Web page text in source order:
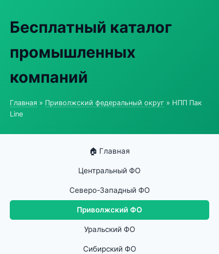
Бесплатный каталог
промышленных
компаний
Главная » Приволжский федеральный округ » НПП Пак
Line
🏠 Главная
Центральный ФО
Северо-Западный ФО
Приволжский ФО
Уральский ФО
Сибирский ФО